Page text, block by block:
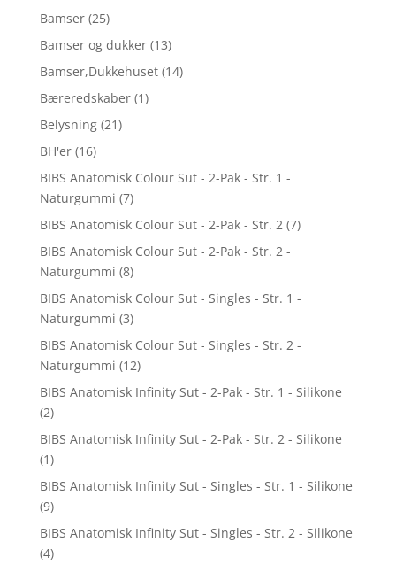
Bamser (25)
Bamser og dukker (13)
Bamser,Dukkehuset (14)
Bæreredskaber (1)
Belysning (21)
BH'er (16)
BIBS Anatomisk Colour Sut - 2-Pak - Str. 1 -
Naturgummi (7)
BIBS Anatomisk Colour Sut - 2-Pak - Str. 2 (7)
BIBS Anatomisk Colour Sut - 2-Pak - Str. 2 -
Naturgummi (8)
BIBS Anatomisk Colour Sut - Singles - Str. 1 -
Naturgummi (3)
BIBS Anatomisk Colour Sut - Singles - Str. 2 -
Naturgummi (12)
BIBS Anatomisk Infinity Sut - 2-Pak - Str. 1 - Silikone
(2)
BIBS Anatomisk Infinity Sut - 2-Pak - Str. 2 - Silikone
(1)
BIBS Anatomisk Infinity Sut - Singles - Str. 1 - Silikone
(9)
BIBS Anatomisk Infinity Sut - Singles - Str. 2 - Silikone
(4)